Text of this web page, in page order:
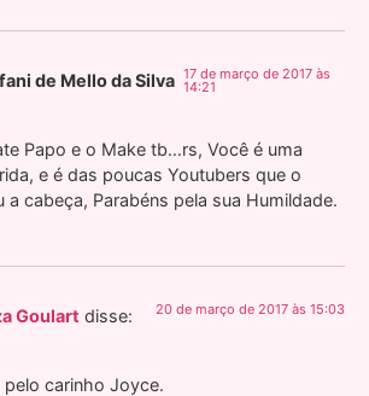
de Mello da Silva 17 de março de 2017 às
14:21
Papo e o Make tb…rs, Você é uma
e é das poucas Youtubers que o
a cabeça, Parabéns pela sua Humildade.
Goulart disse: 20 de março de 2017 às 15:03
carinho Joyce.